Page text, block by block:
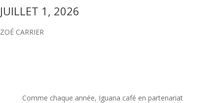
JUILLET 1, 2026
ZOÉ CARRIER
Comme chaque année, Iguana café en partenariat